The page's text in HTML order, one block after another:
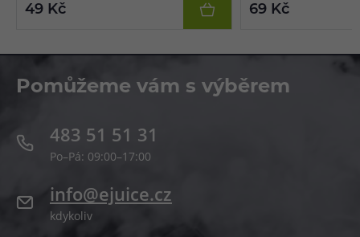
49 Kč 69 Kč
Pomůžeme vám s výběrem
483 51 51 31
Po–Pá: 09:00–17:00
info@ejuice.cz
kdykoliv